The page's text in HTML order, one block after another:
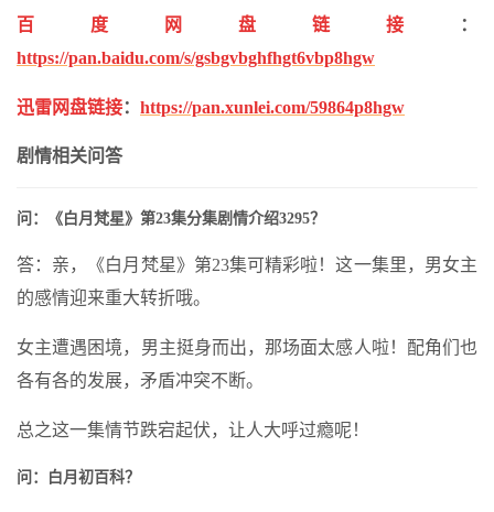
百度网盘链接
：
https://pan.baidu.com/s/gsbgvbghfhgt6vbp8hgw
迅雷网盘链接： https://pan.xunlei.com/59864p8hgw
剧情相关问答
问：《白月梵星》第23集分集剧情介绍3295？
答：亲，《白月梵星》第23集可精彩啦！这一集里，男女主
的感情迎来重大转折哦。
女主遭遇困境，男主挺身而出，那场面太感人啦！配角们也
各有各的发展，矛盾冲突不断。
总之这一集情节跌宕起伏，让人大呼过瘾呢！
问：白月初百科？